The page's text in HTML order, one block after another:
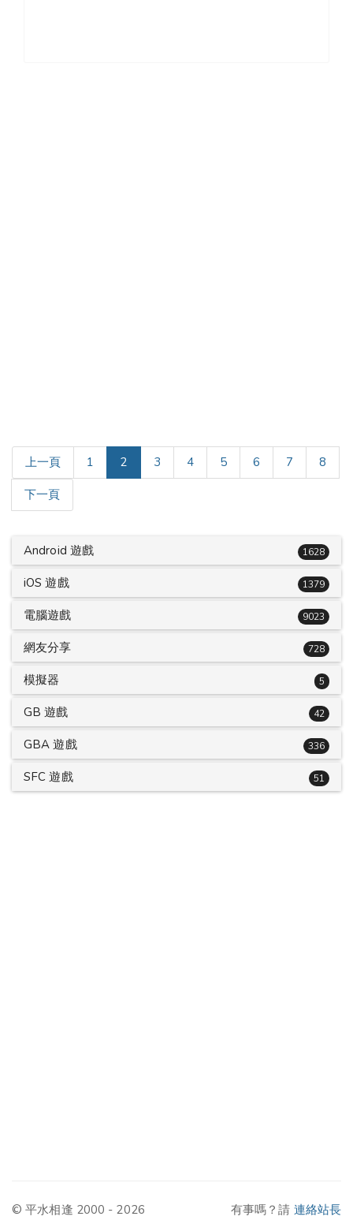
上一頁 1 2(current)
3 4 5 6 7 8
下一頁
Android 遊戲 1628
iOS 遊戲 1379
電腦遊戲 9023
網友分享 728
模擬器 5
GB 遊戲 42
GBA 遊戲 336
SFC 遊戲 51
© 平水相逢 2000 - 2026 有事嗎？請 連絡站長